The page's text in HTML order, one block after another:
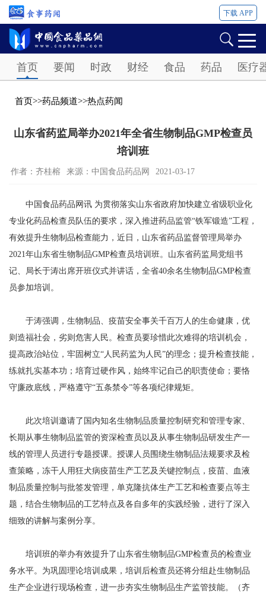
下载 APP
首页 要闻 时政 财经 食品 药品 医疗
首页>>药品频道>>热点药闻
山东省药监局举办2021年全省生物制品GMP检查员
培训班
作者：齐桂榕 来源：中国食品药品网 2021-03-17
中国食品药品网讯 为贯彻落实山东省政府加快建立省级职业化
专业化药品检查员队伍的要求，深入推进药品监管“铁军锻造”工程，
有效提升生物制品检查能力，近日，山东省药品监督管理局举办
2021年山东省生物制品GMP检查员培训班。山东省药监局党组书
记、局长于涛出席开班仪式并讲话，全省40余名生物制品GMP检查
员参加培训。
于涛强调，生物制品、疫苗安全事关千百万人的生命健康，优
则造福社会，劣则危害人民。检查员要珍惜此次难得的培训机会，
提高政治站位，牢固树立“人民药监为人民”的理念；提升检查技能，
练就扎实基本功；培育过硬作风，始终牢记自己的职责使命；要恪
守廉政底线，严格遵守“五条禁令”等各项纪律规矩。
此次培训邀请了国内知名生物制品质量控制研究和管理专家、
长期从事生物制品监管的资深检查员以及从事生物制品研发生产一
线的管理人员进行专题授课。授课人员围绕生物制品法规要求及检
查策略，冻干人用狂犬病疫苗生产工艺及关键控制点，疫苗、血液
制品质量控制与批签发管理，单克隆抗体生产工艺和检查要点等主
题，结合生物制品的工艺特点及各自多年的实践经验，进行了深入
细致的讲解与案例分享。
培训班的举办有效提升了山东省生物制品GMP检查员的检查业
务水平。为巩固理论培训成果，培训后检查员还将分组赴生物制品
生产企业进行现场检查，进一步夯实生物制品生产监管技能。（齐